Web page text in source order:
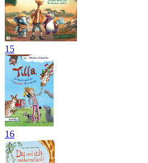
15
16